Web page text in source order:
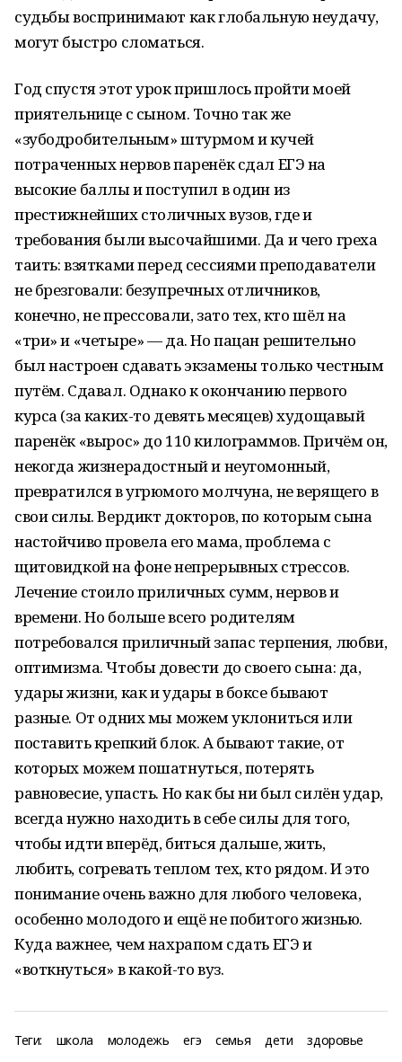
судьбы воспринимают как глобальную неудачу,
могут быстро сломаться.
Год спустя этот урок пришлось пройти моей
приятельнице с сыном. Точно так же
«зубодробительным» штурмом и кучей
потраченных нервов паренёк сдал ЕГЭ на
высокие баллы и поступил в один из
престижнейших столичных вузов, где и
требования были высочайшими. Да и чего греха
таить: взятками перед сессиями преподаватели
не брезговали: безупречных отличников,
конечно, не прессовали, зато тех, кто шёл на
«три» и «четыре» — да. Но пацан решительно
был настроен сдавать экзамены только честным
путём. Сдавал. Однако к окончанию первого
курса (за каких-то девять месяцев) худощавый
паренёк «вырос» до 110 килограммов. Причём он,
некогда жизнерадостный и неугомонный,
превратился в угрюмого молчуна, не верящего в
свои силы. Вердикт докторов, по которым сына
настойчиво провела его мама, проблема с
щитовидкой на фоне непрерывных стрессов.
Лечение стоило приличных сумм, нервов и
времени. Но больше всего родителям
потребовался приличный запас терпения, любви,
оптимизма. Чтобы довести до своего сына: да,
удары жизни, как и удары в боксе бывают
разные. От одних мы можем уклониться или
поставить крепкий блок. А бывают такие, от
которых можем пошатнуться, потерять
равновесие, упасть. Но как бы ни был силён удар,
всегда нужно находить в себе силы для того,
чтобы идти вперёд, биться дальше, жить,
любить, согревать теплом тех, кто рядом. И это
понимание очень важно для любого человека,
особенно молодого и ещё не побитого жизнью.
Куда важнее, чем нахрапом сдать ЕГЭ и
«воткнуться» в какой-то вуз.
Теги: школа молодежь егэ семья дети здоровье